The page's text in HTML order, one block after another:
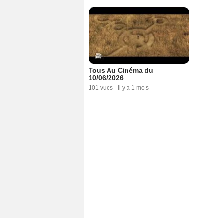
Tous Au Cinéma du
10/06/2026
101 vues - Il y a 1 mois